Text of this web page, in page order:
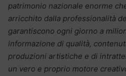
patrimonio nazionale enorme
arricchito dalla professionalità
garantiscono ogni giorno a
informazione di qualità,
produzioni artistiche e di
un vero e proprio motore